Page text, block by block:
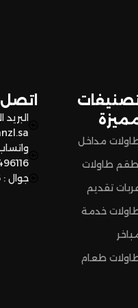
بأفضل حالة وفي أقصر
المنزل النادر للاثاث الآن
مداخل
طاولات
تقديم
خدمة
طعام
اتصل
البريد
جوال : 0533496116